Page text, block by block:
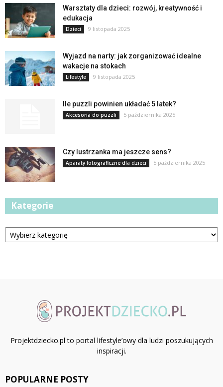
Warsztaty dla dzieci: rozwój, kreatywność i
edukacja
Dzieci 9 listopada 2025
Wyjazd na narty: jak zorganizować idealne
wakacje na stokach
Lifestyle 9 listopada 2025
Ile puzzli powinien układać 5 latek?
Akcesoria do puzzli 5 października 2025
Czy lustrzanka ma jeszcze sens?
Aparaty fotograficzne dla dzieci 5 października 2025
Kategorie
Kategorie
Projektdziecko.pl to portal lifestyle’owy dla ludzi poszukujących
inspiracji.
POPULARNE POSTY